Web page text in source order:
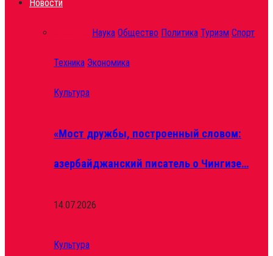
Новости
Наука Общество Политика Туризм Спорт
Техника Экономика
Культура
«Мост дружбы, построенный словом:
азербайджанский писатель о Чингизе…
14.07.2026
Культура